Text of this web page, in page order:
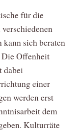
für die
sich beraten
Offenheit
dabei
einer
werden erst
dem
Kulturräte